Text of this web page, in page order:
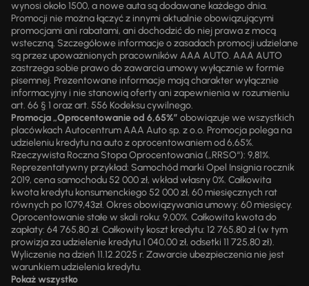
wynosi około 1500, a nowe auta są dodawane każdego dnia.
Promocji nie można łączyć z innymi aktualnie obowiązującymi
promocjami ani rabatami, ani dochodzić do niej prawa z mocą
wsteczną. Szczegółowe informacje o zasadach promocji udzielane
są przez upoważnionych pracowników AAA AUTO. AAA AUTO
zastrzega sobie prawo do zawarcia umowy wyłącznie w formie
pisemnej. Prezentowane informacje mają charakter wyłącznie
informacyjny i nie stanowią oferty ani zapewnienia w rozumieniu
art. 66 § 1 oraz art. 556 Kodeksu cywilnego.
Promocja „Oprocentowanie od 6,65%” obowiązuje we wszystkich
placówkach Autocentrum AAA Auto sp. z o.o. Promocja polega na
udzieleniu kredytu na auto z oprocentowaniem od 6,65%.
Rzeczywista Roczna Stopa Oprocentowania („RRSO“): 9,81%.
Reprezentatywny przykład: Samochód marki Opel Insignia rocznik
2019, cena samochodu 52 000 zł, wkład własny 0%. Całkowita
kwota kredytu konsumenckiego 52 000 zł, 60 miesięcznych rat
równych po 1079,43zł. Okres obowiązywania umowy: 60 miesięcy.
Oprocentowanie stałe w skali roku: 9,00%. Całkowita kwota do
zapłaty: 64 765,80 zł. Całkowity koszt kredytu: 12 765,80 zł (w tym
prowizja za udzielenie kredytu 1 040,00 zł, odsetki 11 725,80 zł).
Wyliczenie na dzień 11.12.2025 r. Zawarcie ubezpieczenia nie jest
warunkiem udzielenia kredytu.
Pokaż wszystko